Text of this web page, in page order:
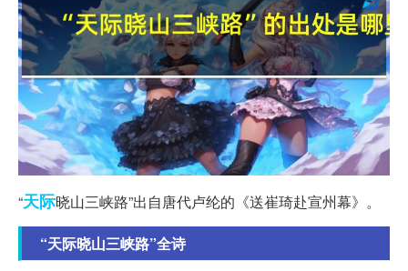
“天际晓山三峡路”出自唐代卢纶的《送崔琦赴宣州幕》。
“天际晓山三峡路”全诗